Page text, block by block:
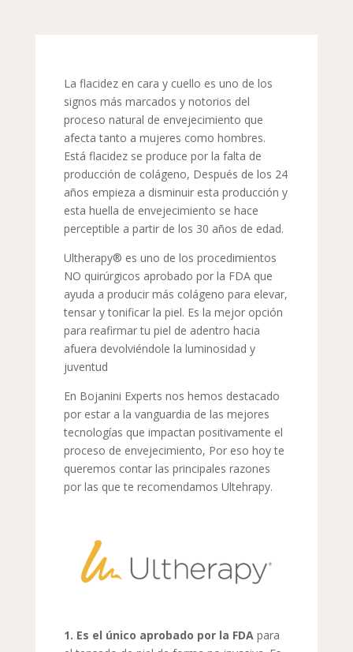
La flacidez en cara y cuello es uno de los
signos más marcados y notorios del
proceso natural de envejecimiento que
afecta tanto a mujeres como hombres.
Está flacidez se produce por la falta de
producción de colágeno, Después de los 24
años empieza a disminuir esta producción y
esta huella de envejecimiento se hace
perceptible a partir de los 30 años de edad.
Ultherapy® es uno de los procedimientos
NO quirúrgicos aprobado por la FDA que
ayuda a producir más colágeno para elevar,
tensar y tonificar la piel. Es la mejor opción
para reafirmar tu piel de adentro hacia
afuera devolviéndole la luminosidad y
juventud
En Bojanini Experts nos hemos destacado
por estar a la vanguardia de las mejores
tecnologías que impactan positivamente el
proceso de envejecimiento, Por eso hoy te
queremos contar las principales razones
por las que te recomendamos Ultehrapy.
1. Es el único aprobado por la FDApara